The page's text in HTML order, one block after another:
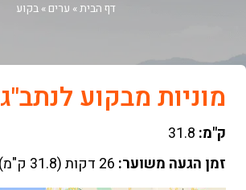
דף הבית» ערים » בקוע
מוניות מבקוע לנתב"ג
ק"מ: 31.8
זמן הגעה משוער: 26 דקות (31.8 ק"מ) דרך כביש 44